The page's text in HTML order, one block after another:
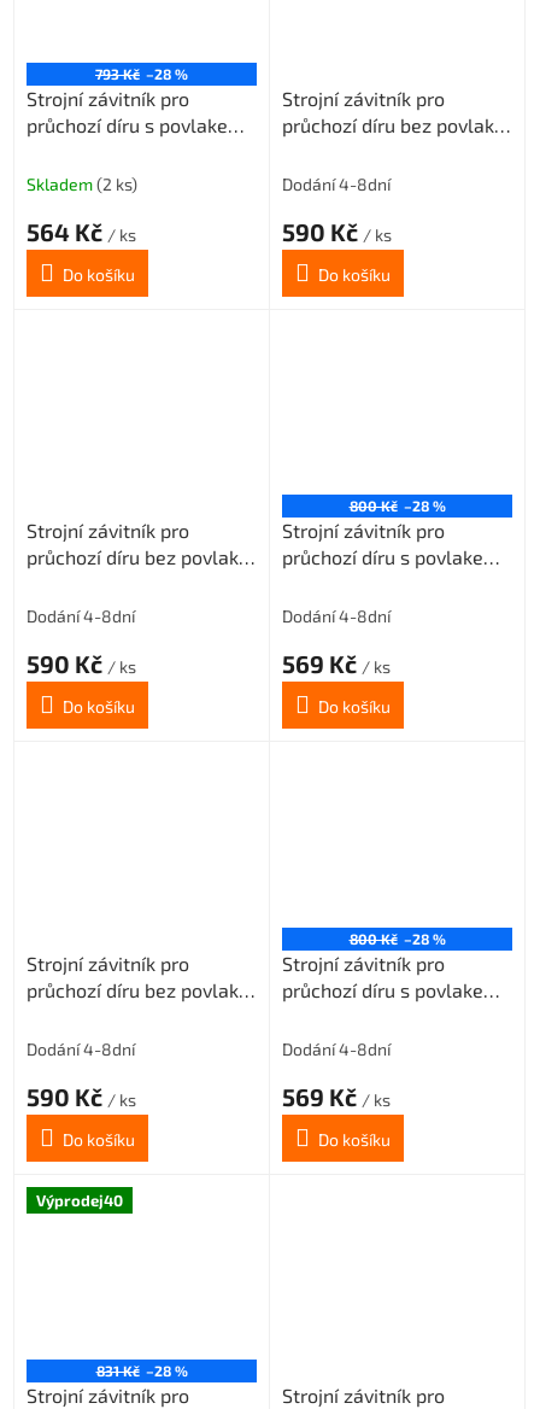
793 Kč –28 %
Strojní závitník pro
průchozí díru s povlakem
ISO2/6H
Skladem(2 ks)
564 Kč / ks
Do košíku
Strojní závitník pro
průchozí díru bez povlaku
ISO2/6H
Dodání 4-8dní
590 Kč / ks
Do košíku
Strojní závitník pro
průchozí díru bez povlaku
ISO2/6H
Dodání 4-8dní
590 Kč / ks
Do košíku
800 Kč –28 %
Strojní závitník pro
průchozí díru s povlakem
HSSE ISO2/6H
Dodání 4-8dní
569 Kč / ks
Do košíku
Strojní závitník pro
průchozí díru bez povlaku
ISO2/6H
Dodání 4-8dní
590 Kč / ks
Do košíku
800 Kč –28 %
Strojní závitník pro
průchozí díru s povlakem
HSSE ISO2/6H
Dodání 4-8dní
569 Kč / ks
Do košíku
Výprodej40
831 Kč –28 %
Strojní závitník pro
Strojní závitník pro